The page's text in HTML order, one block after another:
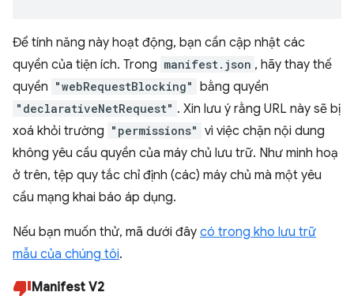
Để tính năng này hoạt động, bạn cần cập nhật các
quyền của tiện ích. Trong manifest.json , hãy thay thế
quyền "webRequestBlocking" bằng quyền
"declarativeNetRequest" . Xin lưu ý rằng URL này sẽ bị
xoá khỏi trường "permissions" vì việc chặn nội dung
không yêu cầu quyền của máy chủ lưu trữ. Như minh hoạ
ở trên, tệp quy tắc chỉ định (các) máy chủ mà một yêu
cầu mạng khai báo áp dụng.
Nếu bạn muốn thử, mã dưới đây có trong kho lưu trữ
mẫu của chúng tôi.
Manifest V2